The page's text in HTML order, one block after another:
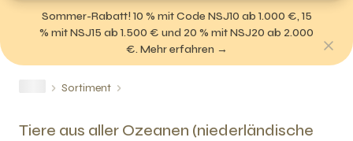
Sommer-Rabatt! 10 % mit Code NSJ10 ab 1.000 €, 15
% mit NSJ15 ab 1.500 € und 20 % mit NSJ20 ab 2.000
€. Mehr erfahren →
Sortiment
Tiere aus aller Ozeanen (niederländische